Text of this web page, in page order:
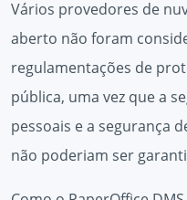
Vários provedores de
aberto não foram
regulamentações de
pública, uma vez que a
pessoais e a segurança
não poderiam ser